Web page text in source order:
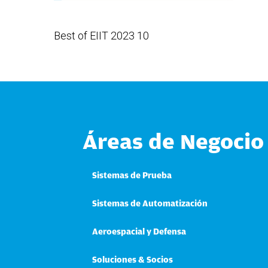
Best of EIIT 2023 10
Áreas de Negocio
Sistemas de Prueba
Sistemas de Automatización
Aeroespacial y Defensa
Soluciones & Socios